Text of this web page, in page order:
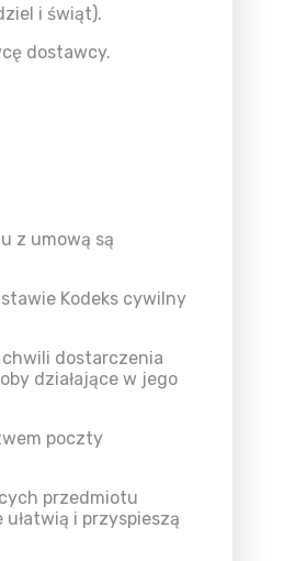
i świąt).
dostawcy.
z umową są
Kodeks cywilny
dostarczenia
działające w jego
poczty
przedmiotu
i przyspieszą